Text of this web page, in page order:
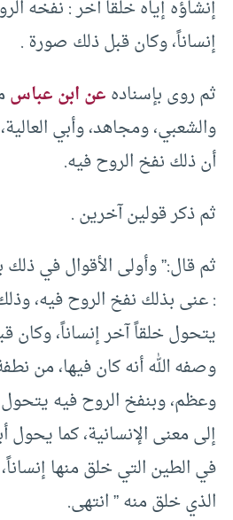
إنشاؤه إياه خلقاً آخر : نفخه
إنساناً، وكان قبل ذلك صورة .
ثم روى بإسنادهعن ابن عباس
والشعبي، ومجاهد، وأبي
أن ذلك نفخ الروح فيه.
ثم ذكر قولين آخرين .
ثم قال:” وأولى الأقوال في
: عنى بذلك نفخ الروح فيه،
يتحول خلقاً آخر إنساناً، وكان
وصفه الله أنه كان فيها، من
وعظم، وبنفخ الروح فيه يتحول
إلى معنى الإنسانية، كما يحول
في الطين التي خلق منها
الذي خلق منه ” انتهى.